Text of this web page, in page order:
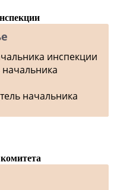
инспекции
начальника
начальника